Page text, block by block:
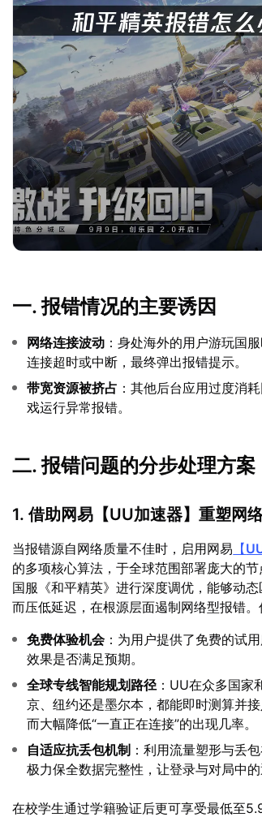
一. 报错情况的主要诱因
网络连接波动 ：身处海外的用户游玩国
连接超时或中断，最终弹出报错提示。
带宽资源被挤占 ：其他后台应用过度消
戏运行异常报错。
二. 报错问题的分步处理方案
1. 借助网易【UU加速器】重塑网
当报错源自网络质量不佳时，启用网易 【
的多项核心算法，于全球范围部署庞大的
国服《和平精英》进行深度调优，能够动
而压低延迟，在根源层面遏制网络型报错。
免费体验机会：为用户提供了免费的试
效果是否满足预期。
全球专线智能规划路径 ：UU在众多国
京、纽约还是墨尔本，都能即时测算并
而大幅降低“一直正在连接”的出现几率。
自适应抗丢包机制 ：利用流量塑形与丢
极力保全数据完整性，让登录与对局中的
在校学生通过学籍验证后更可享受最低至